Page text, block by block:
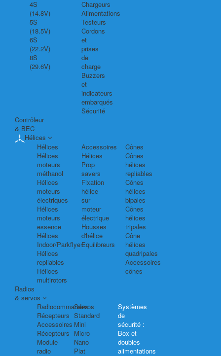
4S
(14.8V)
5S
(18.5V)
6S
(22.2V)
8S
(29.6V)
Chargeurs
Alimentations
Testeurs
Cordons
et
prises
de
charge
Buzzers
et
indicateurs
embarqués
Sécurité
Contrôleur
& BEC
Hélices
Hélices
Hélices
moteurs
méthanol
Hélices
moteurs
électriques
Hélices
moteurs
essence
Hélices
Indoor/Parkflyer
Hélices
repliables
Hélices
multirotors
Accessoires
Hélices
Prop
savers
Fixation
hélice
sur
moteur
électrique
Housses
d'hélice
Equilibreurs
Cônes
Cônes
hélices
repliables
Cônes
hélices
bipales
Cônes
hélices
tripales
Cône
hélices
quadripales
Accessoires
cônes
Radios
& servos
Radiocommandes
Récepteurs
Accessoires
Récepteurs
Module
radio
Servos
Standard
Mini
Micro
Nano
Plat
Systèmes
de
sécurité :
Box et
doubles
alimentations